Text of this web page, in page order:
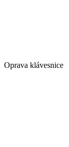
Oprava klávesnice